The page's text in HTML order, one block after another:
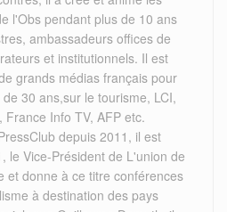
l'Obs pendant plus de 10 ans
ambassadeurs offices de
et institutionnels. Il est
grands médias français pour
30 ans,sur le tourisme, LCI,
France Info TV, AFP etc.
depuis 2011, il est
le Vice-Président de L'union de
et donne à ce titre conférences
à destination des pays